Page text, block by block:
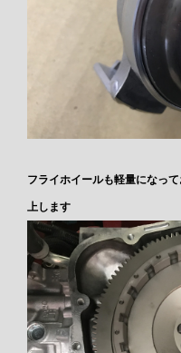
フライホイールも軽量になっ
上します